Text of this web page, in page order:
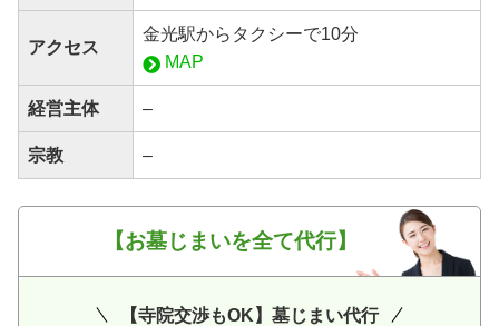
アクセス
金光駅からタクシーで10分
MAP
経営主体 –
宗教 –
【お墓じまいを全て代行】
【寺院交渉もOK】墓じまい代行